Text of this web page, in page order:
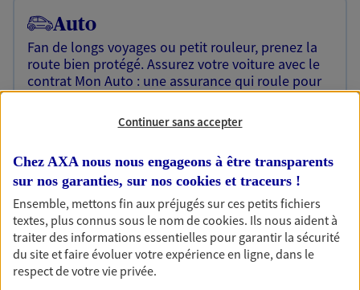
Auto
Fan de longs voyages ou petit rouleur, prenez la
route bien protégé. Assurez votre voiture avec le
contrat Mon Auto : une assurance qui roule pour
vous.
Découvrir l'offre Auto
OBTENIR UN TARIF EN LIGNE
Habitation
Votre logement est unique, comme vous. Le
contrat Ma Maison assure votre sérénité en
protégeant ce qui vous tient à coeur.
Continuer sans accepter
Chez AXA nous nous engageons à être transparents
sur nos garanties, sur nos cookies et traceurs !
Ensemble, mettons fin aux préjugés sur ces petits fichiers
textes, plus connus sous le nom decookies. Ils nous aident à
traiter des informations essentielles pour garantir la sécurité
du site et faire évoluer votre expérience en ligne, dans le
respect de votre vie privée.